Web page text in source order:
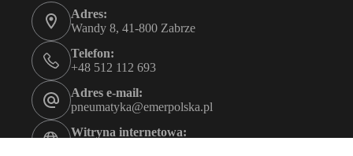
Adres:
Wandy 8, 41-800 Zabrze
Telefon:
+48 512 112 693
Adres e-mail:
pneumatyka@emerpolska.pl
Witryna internetowa: